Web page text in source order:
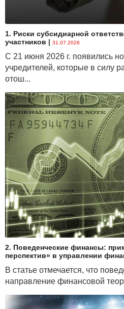
1. Риски субсидиарной
участников | 31.07.2026
С 21 июня 2026 г. появились
учредителей, которые в силу
отош...
2. Поведенческие финансы:
перспектив» в управлении
В статье отмечается, что
направление финансовой